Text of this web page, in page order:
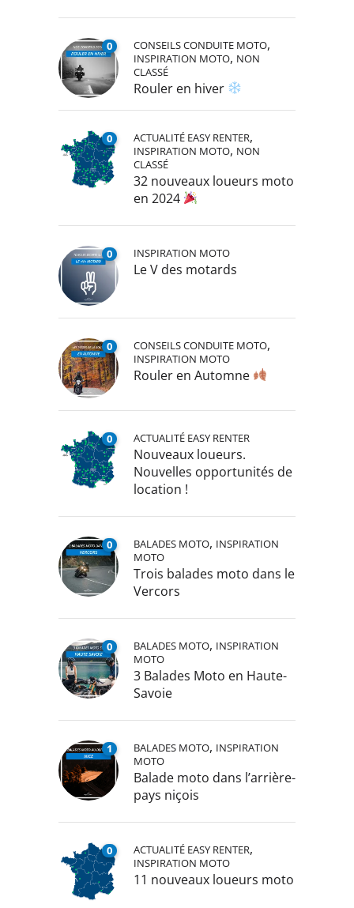
0 CONSEILS CONDUITE MOTO,
INSPIRATION MOTO, NON
CLASSÉ
Rouler en hiver
0 ACTUALITÉ EASY RENTER,
INSPIRATION MOTO, NON
CLASSÉ
32 nouveaux loueurs moto
en 2024
0 INSPIRATION MOTO
Le V des motards
0 CONSEILS CONDUITE MOTO,
INSPIRATION MOTO
Rouler en Automne
0 ACTUALITÉ EASY RENTER
Nouveaux loueurs.
Nouvelles opportunités de
location !
0 BALADES MOTO, INSPIRATION
MOTO
Trois balades moto dans le
Vercors
0 BALADES MOTO, INSPIRATION
MOTO
3 Balades Moto en Haute-
Savoie
1 BALADES MOTO, INSPIRATION
MOTO
Balade moto dans l’arrière-
pays niçois
0 ACTUALITÉ EASY RENTER,
INSPIRATION MOTO
11 nouveaux loueurs moto